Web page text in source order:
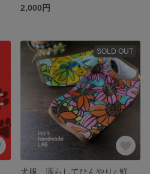
2,000円
SOLD OUT